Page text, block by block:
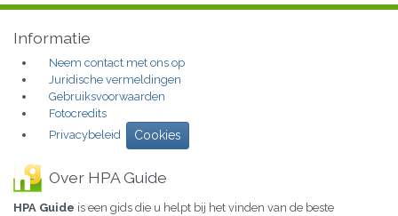
Informatie
Neem contact met ons op
Juridische vermeldingen
Gebruiksvoorwaarden
Fotocredits
Privacybeleid
Cookies
Over HPA Guide
HPA Guide is een gids die u helpt bij het vinden van de beste